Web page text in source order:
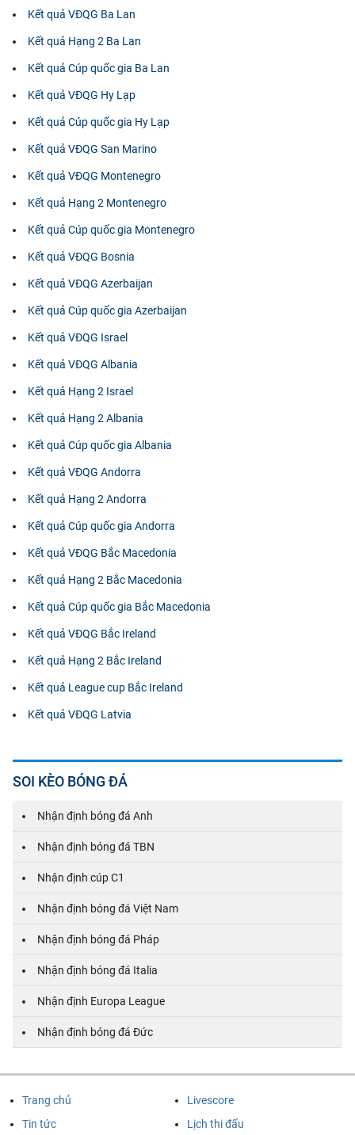
Kết quả VĐQG Ba Lan
Kết quả Hạng 2 Ba Lan
Kết quả Cúp quốc gia Ba Lan
Kết quả VĐQG Hy Lạp
Kết quả Cúp quốc gia Hy Lạp
Kết quả VĐQG San Marino
Kết quả VĐQG Montenegro
Kết quả Hạng 2 Montenegro
Kết quả Cúp quốc gia Montenegro
Kết quả VĐQG Bosnia
Kết quả VĐQG Azerbaijan
Kết quả Cúp quốc gia Azerbaijan
Kết quả VĐQG Israel
Kết quả VĐQG Albania
Kết quả Hạng 2 Israel
Kết quả Hạng 2 Albania
Kết quả Cúp quốc gia Albania
Kết quả VĐQG Andorra
Kết quả Hạng 2 Andorra
Kết quả Cúp quốc gia Andorra
Kết quả VĐQG Bắc Macedonia
Kết quả Hạng 2 Bắc Macedonia
Kết quả Cúp quốc gia Bắc Macedonia
Kết quả VĐQG Bắc Ireland
Kết quả Hạng 2 Bắc Ireland
Kết quả League cup Bắc Ireland
Kết quả VĐQG Latvia
SOI KÈO BÓNG ĐÁ
Nhận định bóng đá Anh
Nhận định bóng đá TBN
Nhận định cúp C1
Nhận định bóng đá Việt Nam
Nhận định bóng đá Pháp
Nhận định bóng đá Italia
Nhận định Europa League
Nhận định bóng đá Đức
Trang chủ
Tin tức
Livescore
Lịch thi đấu